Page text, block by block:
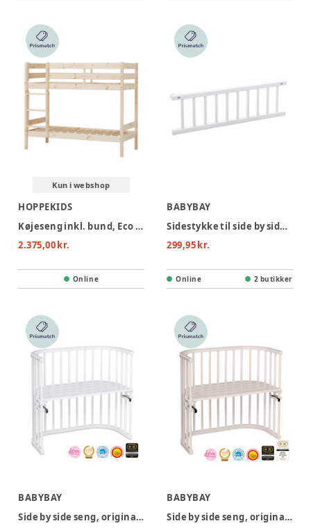
Kun i webshop
HOPPEKIDS
Køjeseng inkl. bund, Eco Comfort 70x160 cm. - Natur
2.375,00 kr.
Online
BABYBAY
Sidestykke til side by side seng Original - hvid
299,95 kr.
Online 2 butikker
BABYBAY
Side by side seng, original - hvid
BABYBAY
Side by side seng, original - beige